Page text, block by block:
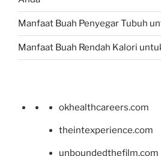
Manfaat Buah Penyegar Tubuh
Manfaat Buah Rendah Kalori
okhealthcareers.com
theintexperience.com
unboundedthefilm.com